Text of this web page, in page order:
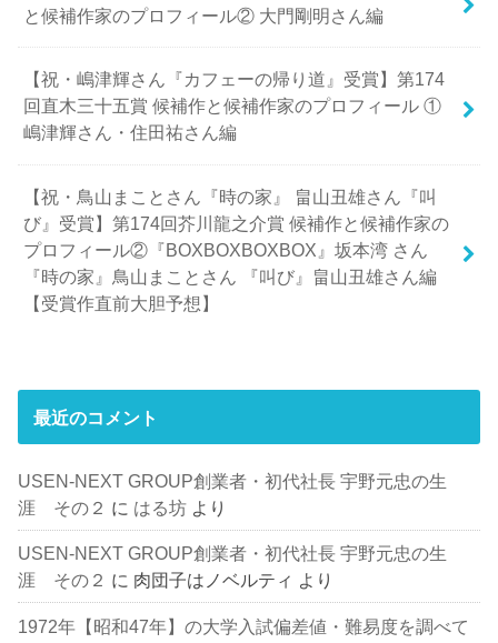
と候補作家のプロフィール② 大門剛明さん編
【祝・嶋津輝さん『カフェーの帰り道』受賞】第174
回直木三十五賞 候補作と候補作家のプロフィール ①
嶋津輝さん・住田祐さん編
【祝・鳥山まことさん『時の家』 畠山丑雄さん『叫
び』受賞】第174回芥川龍之介賞 候補作と候補作家の
プロフィール②『BOXBOXBOXBOX』坂本湾 さん
『時の家』鳥山まことさん 『叫び』畠山丑雄さん編
【受賞作直前大胆予想】
最近のコメント
USEN-NEXT GROUP創業者・初代社長 宇野元忠の生
涯 その２ に はる坊 より
USEN-NEXT GROUP創業者・初代社長 宇野元忠の生
涯 その２ に 肉団子はノベルティ より
1972年【昭和47年】の大学入試偏差値・難易度を調べて